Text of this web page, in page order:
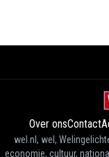
Over onsContact
wel.nl, wel,
economie, cultuur,